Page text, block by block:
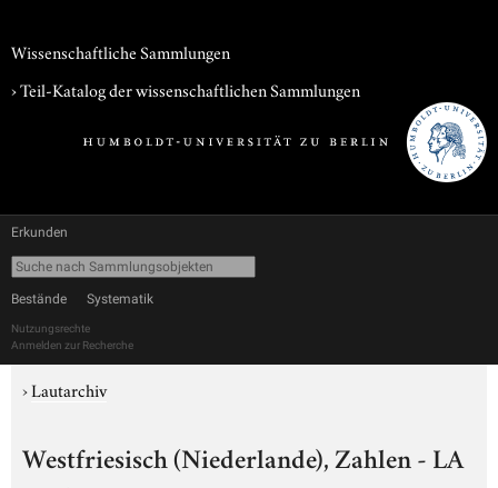
Wissenschaftliche Sammlungen
› Teil-Katalog der wissenschaftlichen Sammlungen
Erkunden
Bestände Systematik
Nutzungsrechte
Anmelden zur Recherche
›Lautarchiv
Westfriesisch (Niederlande), Zahlen - LA